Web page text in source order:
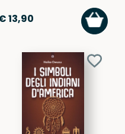
13,90
AL